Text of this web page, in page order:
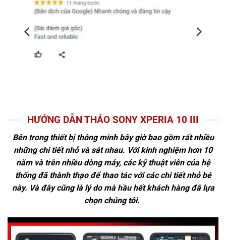
HƯỚNG DẪN THÁO SONY XPERIA 10 III
Bên trong thiết bị thông minh bây giờ bao gồm rất nhiều
những chi tiết nhỏ và sát nhau. Với kinh nghiệm hơn 10
năm và trên nhiều dòng máy, các kỹ thuật viên của hệ
thống đã thành thạo để thao tác với các chi tiết nhỏ bé
này. Và đây cũng là lý do mà hầu hết khách hàng đã lựa
chọn chúng tôi.